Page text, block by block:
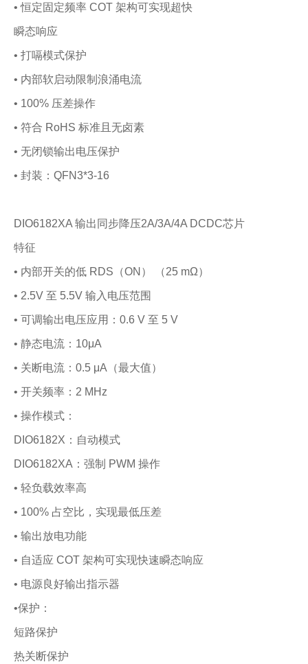
• 恒定固定频率 COT 架构可实现超快
瞬态响应
• 打嗝模式保护
• 内部软启动限制浪涌电流
• 100% 压差操作
• 符合 RoHS 标准且无卤素
• 无闭锁输出电压保护
• 封装：QFN3*3-16
DIO6182XA 输出同步降压2A/3A/4A DCDC芯片
特征
• 内部开关的低 RDS（ON） （25 mΩ）
• 2.5V 至 5.5V 输入电压范围
• 可调输出电压应用：0.6 V 至 5 V
• 静态电流：10μA
• 关断电流：0.5 μA（最大值）
• 开关频率：2 MHz
• 操作模式：
DIO6182X：自动模式
DIO6182XA：强制 PWM 操作
• 轻负载效率高
• 100% 占空比，实现最低压差
• 输出放电功能
• 自适应 COT 架构可实现快速瞬态响应
• 电源良好输出指示器
•保护：
短路保护
热关断保护